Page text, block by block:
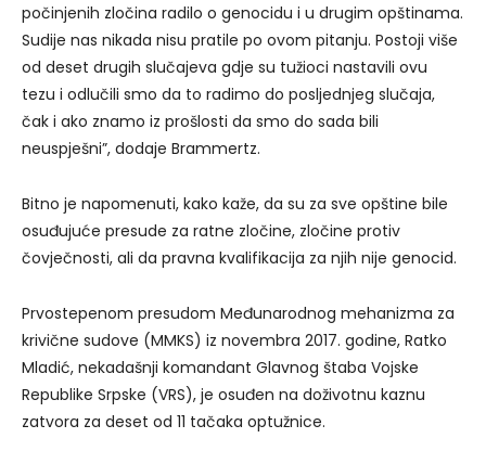
počinjenih zločina radilo o genocidu i u drugim opštinama.
Sudije nas nikada nisu pratile po ovom pitanju. Postoji više
od deset drugih slučajeva gdje su tužioci nastavili ovu
tezu i odlučili smo da to radimo do posljednjeg slučaja,
čak i ako znamo iz prošlosti da smo do sada bili
neuspješni”, dodaje Brammertz.
Bitno je napomenuti, kako kaže, da su za sve opštine bile
osuđujuće presude za ratne zločine, zločine protiv
čovječnosti, ali da pravna kvalifikacija za njih nije genocid.
Prvostepenom presudom Međunarodnog mehanizma za
krivične sudove (MMKS) iz novembra 2017. godine, Ratko
Mladić, nekadašnji komandant Glavnog štaba Vojske
Republike Srpske (VRS), je osuđen na doživotnu kaznu
zatvora za deset od 11 tačaka optužnice.